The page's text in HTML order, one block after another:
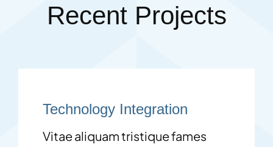
Recent Projects
Technology Integration
Vitae aliquam tristique fames